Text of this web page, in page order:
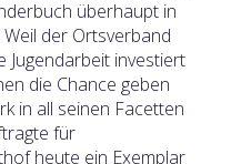
überhaupt in
der Ortsverband
Jugendarbeit investiert
die Chance geben
in all seinen Facetten
für
heute ein Exemplar